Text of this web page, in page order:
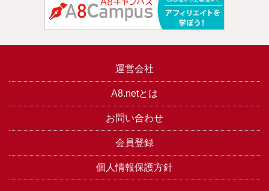
運営会社
A8.netとは
お問い合わせ
会員登録
個人情報保護方針